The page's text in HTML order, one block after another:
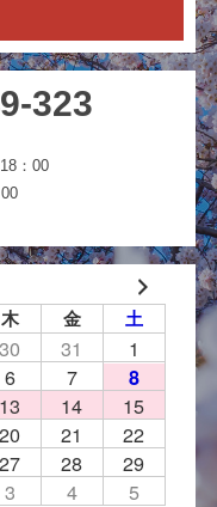
323
：00
木 金 土
30 31
1
6 7 8
13 14
15
20 21
22
27 28
29
3 4 5